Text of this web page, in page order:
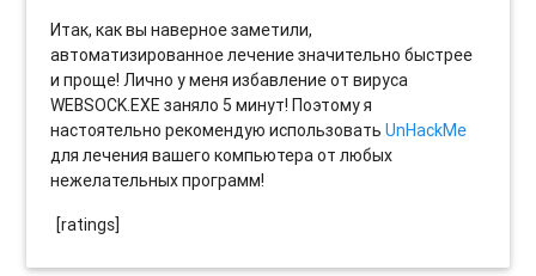
Итак, как вы наверное заметили,
автоматизированное лечение значительно быстрее
и проще! Лично у меня избавление от вируса
WEBSOCK.EXE заняло 5 минут! Поэтому я
настоятельно рекомендую использоватьUnHackMe
для лечения вашего компьютера от любых
нежелательных программ!
[ratings]